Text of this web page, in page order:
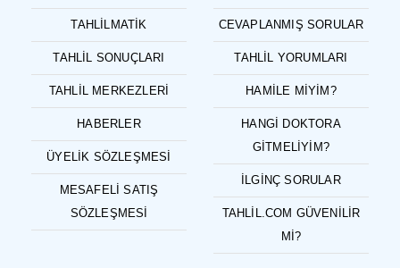
TAHLILMATIK
TAHLIL SONUÇLARI
TAHLIL MERKEZLERI
HABERLER
ÜYELIK SÖZLEŞMESI
MESAFELI SATIŞ
SÖZLEŞMESI
CEVAPLANMIŞ SORULAR
TAHLIL YORUMLARI
HAMILE MIYIM?
HANGI DOKTORA
GITMELIYIM?
İLGINÇ SORULAR
TAHLIL.COM GÜVENILIR
MI?